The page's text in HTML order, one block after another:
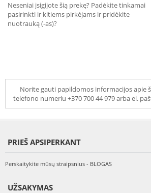
Neseniai įsigijote šią prekę? Padėkite tinkamai
pasirinkti ir kitiems pirkėjams ir pridėkite
nuotrauką (-as)?
Norite gauti papildomos informacijos apie
telefono numeriu +370 700 44 979 arba el.
PRIEŠ APSIPERKANT
Perskaitykite mūsų straipsnius - BLOGAS
UŽSAKYMAS